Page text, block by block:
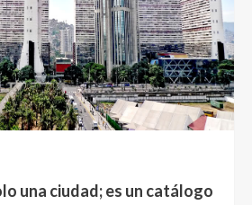
una ciudad; es un catálogo